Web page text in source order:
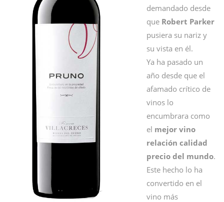
demandado desde
que Robert Parker
pusiera su nariz y
su vista en él.
Ya ha pasado un
año desde que el
afamado crítico de
vinos lo
encumbrara como
el mejor vino
relación calidad
precio del mundo.
Este hecho lo ha
convertido en el
vino más